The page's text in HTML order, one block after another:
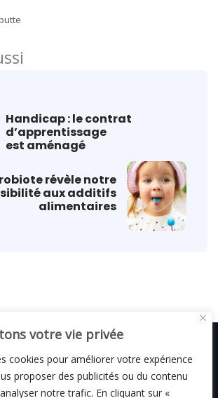
votre vie privée
cookies pour améliorer votre expérience
proposer des publicités ou du contenu
notre trafic. En cliquant sur «
Handicap : le contrat
d’apprentissage
est aménagé
révèle notre
aux additifs
alimentaires